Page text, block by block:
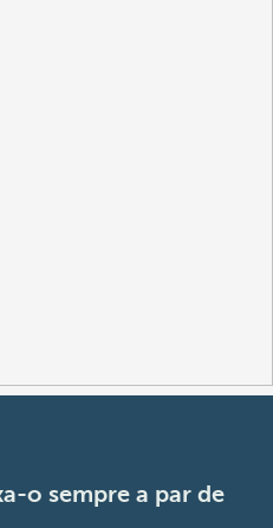
o sempre a par de